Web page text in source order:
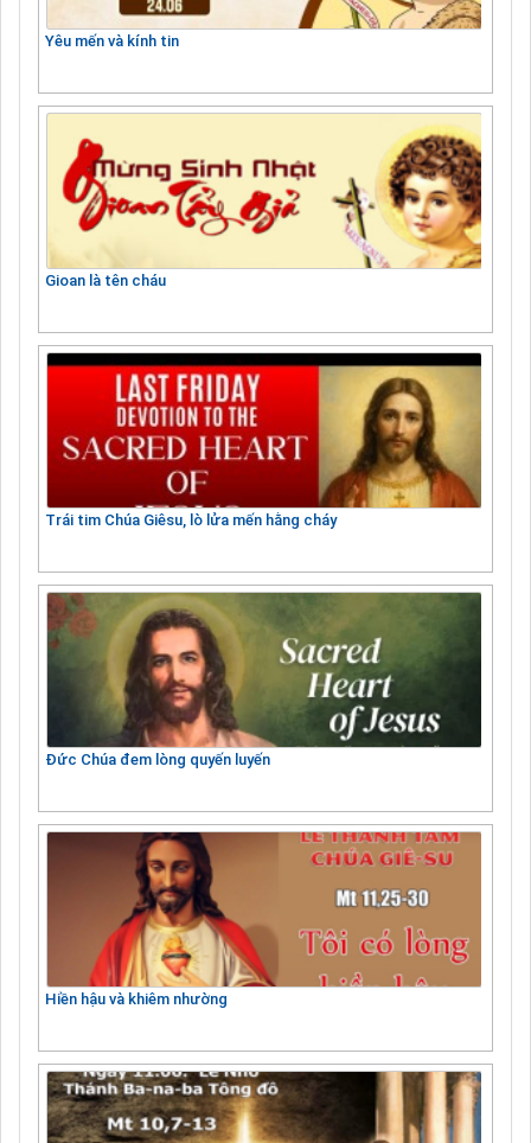
Yêu mến và kính tin
Gioan là tên cháu
Trái tim Chúa Giêsu, lò lửa mến hằng cháy
Đức Chúa đem lòng quyến luyến
Hiền hậu và khiêm nhường